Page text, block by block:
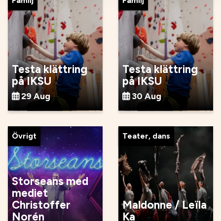
Testa klättring
på IKSU
29 Aug
Testa klättring
på IKSU
30 Aug
Övrigt
Storseans med
mediet
Christoffer
Norén
Teater, dans
Maldonne / Leïla
Ka